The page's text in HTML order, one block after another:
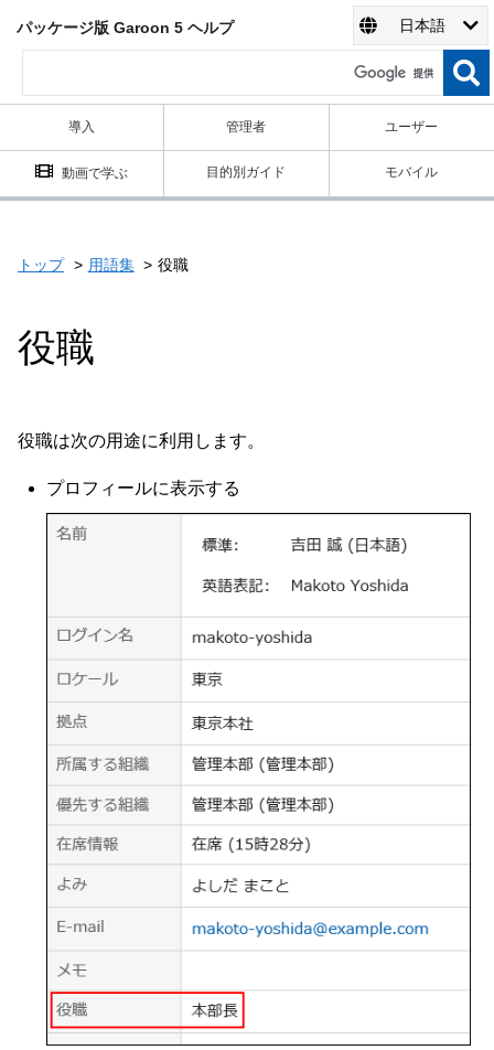
パッケージ版 Garoon 5 ヘルプ 日本語
導入 管理者 ユーザー
動画で学ぶ 目的別ガイド モバイル
トップ 用語集 役職
役職
役職は次の用途に利用します。
プロフィールに表示する